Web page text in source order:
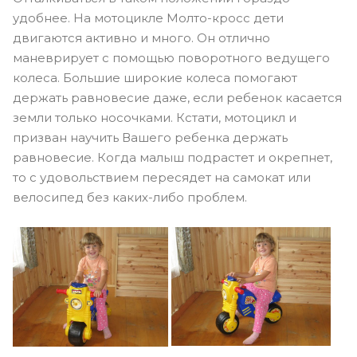
удобнее. На мотоцикле Молто-кросс дети
двигаются активно и много. Он отлично
маневрирует с помощью поворотного ведущего
колеса. Большие широкие колеса помогают
держать равновесие даже, если ребенок касается
земли только носочками. Кстати, мотоцикл и
призван научить Вашего ребенка держать
равновесие. Когда малыш подрастет и окрепнет,
то с удовольствием пересядет на самокат или
велосипед без каких-либо проблем.